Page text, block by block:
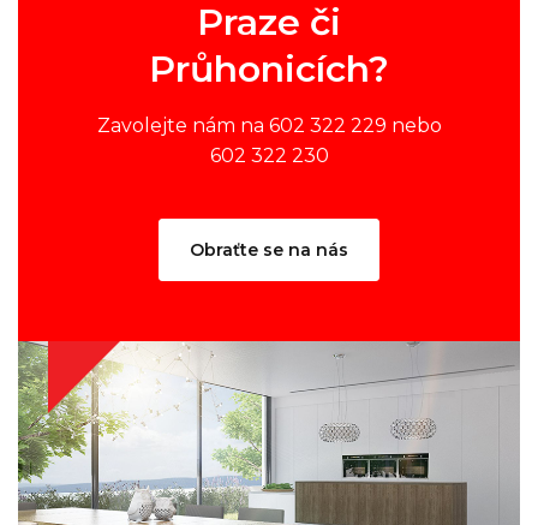
Praze či
Průhonicích?
Zavolejte nám na 602 322 229 nebo
602 322 230
Obraťte se na nás